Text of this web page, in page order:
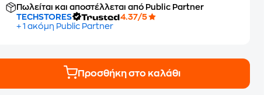
Πωλείται και αποστέλλεται από Public Partner
TECHSTORES
4.37/5
+ 1 ακόμη Public Partner
Προσθήκη στο καλάθι